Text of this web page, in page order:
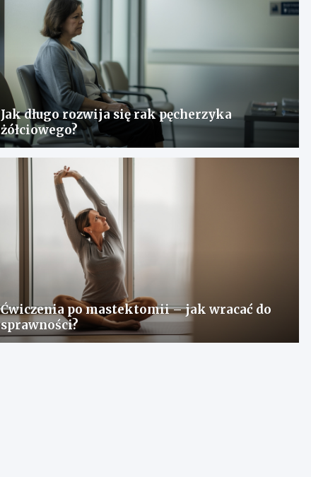
Jak długo rozwija się rak pęcherzyka
żółciowego?
Ćwiczenia po mastektomii – jak wracać do
sprawności?